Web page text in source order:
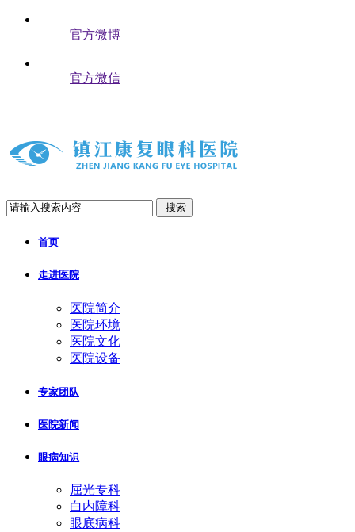
官方微博
官方微信
搜索
首页
走进医院
医院简介
医院环境
医院文化
医院设备
专家团队
医院新闻
眼病知识
屈光专科
白内障科
眼底病科